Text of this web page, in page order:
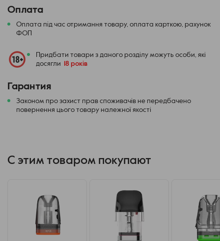
Оплата
Оплата під час отримання товару, оплата карткою, рахунок
ФОП
Придбати товари з даного розділу можуть особи, які
досягли
18 років
Гарантия
Законом про захист прав споживачів не передбачено
повернення цього товару належної якості
С этим товаром покупают